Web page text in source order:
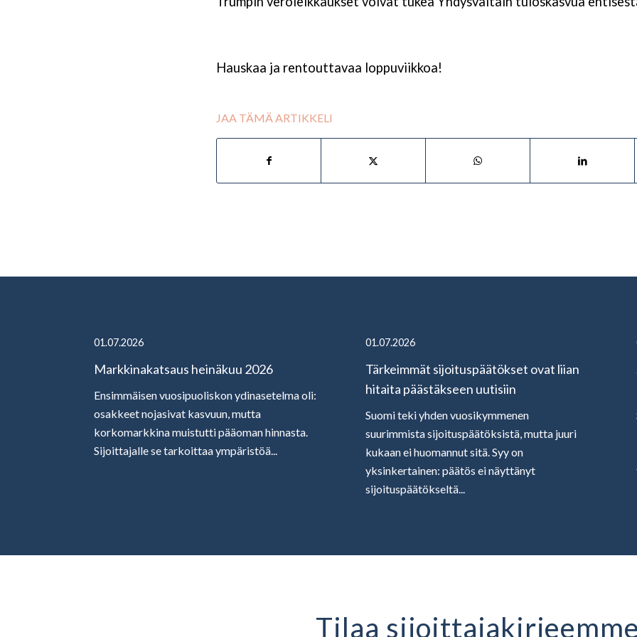
Hauskaa ja rentouttavaa loppuviikkoa!
JAA TÄMÄ ARTIKKELI
01.07.2026
Markkinakatsaus heinäkuu 2026
Ensimmäisen vuosipuoliskon ydinasetelma oli:
osakkeet nojasivat kasvuun, mutta
korkomarkkina muistutti pääoman hinnasta.
Sijoittajalle se tarkoittaa ympäristöä...
01.07.2026
Tärkeimmät sijoituspäätökset ovat liian
hitaita päästäkseen uutisiin
Suomi teki yhden vuosikymmenen
suurimmista sijoituspäätöksistä, mutta juuri
kukaan ei huomannut sitä. Syy on
yksinkertainen: päätös ei näyttänyt
sijoituspäätökseltä...
Tilaa